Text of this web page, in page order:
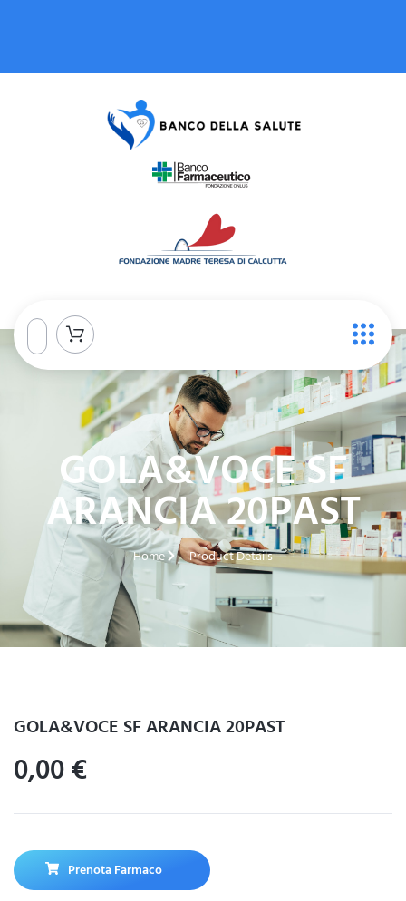
GOLA&VOCE SF
ARANCIA 20PAST
Home Product Details
GOLA&VOCE SF ARANCIA 20PAST
0,00€
Prenota Farmaco